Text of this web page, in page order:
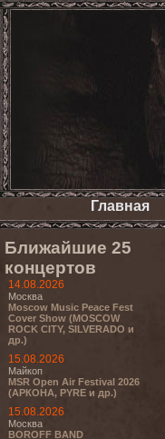
Главная
Ближайшие 25
концертов
14.08.2026
Москва
Moscow Music Peace Fest
Cover Show (MOSCOW
ROCK CITY, SILVERADO и
др.)
15.08.2026
Майкоп
MSR Open Air Festival 2026
(АРКОНА, PYRE и др.)
15.08.2026
Москва
BOROFF BAND